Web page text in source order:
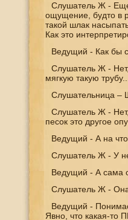
Слушатель Ж - Еще
ощущение, будто в
такой шлак
Как это
Ведущий - Как бы
Слушатель Ж - Нет,
мягкую такую трубу...
Слушательница –
Слушатель Ж -
песок это другое
Ведущий - А на
Слушатель Ж - У
Ведущий - А сама
Слушатель Ж - Она
Ведущий -
Явно, что какая-то